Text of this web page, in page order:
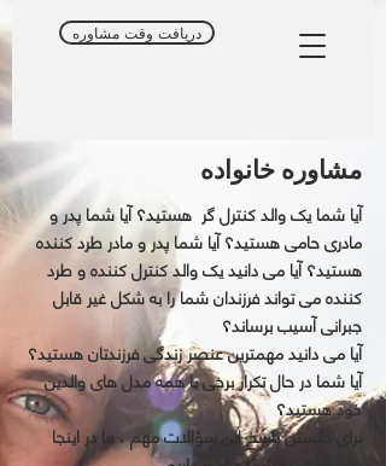
دریافت وقت مشاوره
مشاوره خانواده
آیا شما یک والد کنترل گر هستید؟ آیا شما پدر و
مادری حامی هستید؟ آیا شما پدر و مادر طرد کننده
هستید؟ آیا می دانید یک والد کنترل کننده و طرد
کننده می تواند فرزندان شما را به شکل غیر قابل
جبرانی آسیب برساند؟
آیا می دانید مهمترین عنصر زندگی فرزندتان هستید؟
آیا شما در حال تکرار برخی یا همه مدل های والدین
خود هستید؟
برای دانستن پاسخ این سؤالات مهم ، ما در اینجا